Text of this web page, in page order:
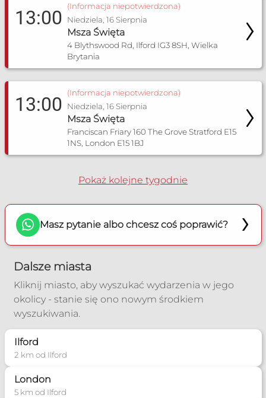
13:00
(Informacja niepotwierdzona)
Niedziela, 16 Sierpnia
Msza Święta
4 Blythswood Rd, Ilford IG3 8SH, Wielka
Brytania
13:00
(Informacja niepotwierdzona)
Niedziela, 16 Sierpnia
Msza Święta
Franciscan Friary 160 The Grove Stratford E15
1NS, London E15 1BJ
Pokaż kolejne tygodnie
Masz pytanie albo chcesz coś poprawić?
Dalsze miasta
Kliknij miasto, aby wyszukać wydarzenia w jego
okolicy - stanie się ono nowym środkiem
wyszukiwania.
Ilford
2 km od Ilford
London
5 km od Ilford